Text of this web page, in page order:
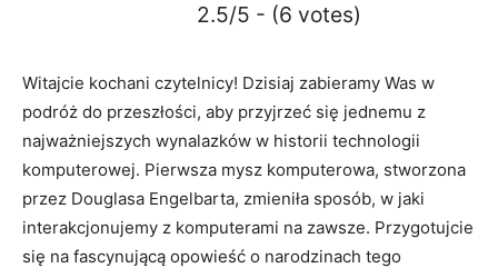
2.5/5 - (6 votes)
Witajcie kochani czytelnicy! Dzisiaj zabieramy Was w
podróż ‌do przeszłości, aby przyjrzeć się jednemu ​z
najważniejszych wynalazków w historii technologii
komputerowej.⁢ Pierwsza mysz komputerowa, stworzona⁤
przez ⁢Douglasa Engelbarta, zmieniła‌ sposób, w ⁢jaki
interakcjonujemy z komputerami na⁤ zawsze. Przygotujcie
się na fascynującą opowieść ⁣o narodzinach tego